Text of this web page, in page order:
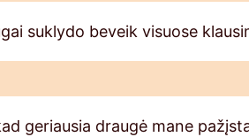
suklydo beveik visuose
geriausia draugė mane